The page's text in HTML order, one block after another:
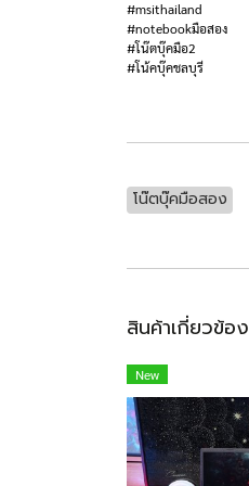
#msithailand
#notebookมือสอง
#โน๊ตบุ๊คมือ2
#โน้คบุ๊คชลบุรี
โน๊ตบุ๊คมือสอง
สินค้าเกี่ยวข้อง
New